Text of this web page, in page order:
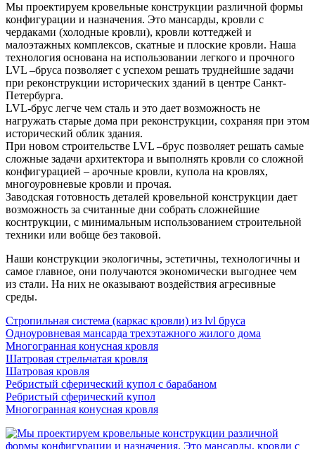
Мы проектируем кровельные конструкции различной формы
конфигурации и назначения. Это мансарды, кровли с
чердаками (холодные кровли), кровли коттеджей и
малоэтажных комплексов, скатные и плоские кровли. Наша
технология основана на использовании легкого и прочного
LVL –бруса позволяет с успехом решать труднейшие задачи
при реконструкции исторических зданий в центре Санкт-
Петербурга.
LVL-брус легче чем сталь и это дает возможность не
нагружать старые дома при реконструкции, сохраняя при этом
исторический облик здания.
При новом строительстве LVL –брус позволяет решать самые
сложные задачи архитектора и выполнять кровли со сложной
конфигурацией – арочные кровли, купола на кровлях,
многоуровневые кровли и прочая.
Заводская готовность деталей кровельной конструкции дает
возможность за считанные дни собрать сложнейшие
коснтрукции, с минимальным использованием строительной
техники или вобще без таковой.
Наши конструкции экологичны, эстетичны, технологичны и
самое главное, они получаются экономически выгоднее чем
из стали. На них не оказывают воздействия агресивные
среды.
Стропильная система (каркас кровли) из lvl бруса
Одноуровневая мансарда трехэтажного жилого дома
Многогранная конусная кровля
Шатровая стрельчатая кровля
Шатровая кровля
Ребристый сферический купол с барабаном
Ребристый сферический купол
Многогранная конусная кровля